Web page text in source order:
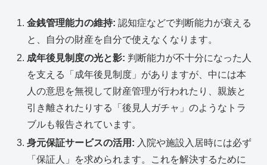
金銭管理能力の維持: 認知症などで判断能力が衰える
と、自分の財産を自分で使えなくなります。
成年後見制度の光と影: 判断能力が不十分になった人
を支える「成年後見制度」がありますが、中には本
人の意思を無視して財産管理が行われたり、親族と
引き離されたりする「後見人ガチャ」のようなトラ
ブルも報告されています。
身元保証サービスの活用: 入院や施設入居時には必ず
「保証人」を求められます。これを解決するために